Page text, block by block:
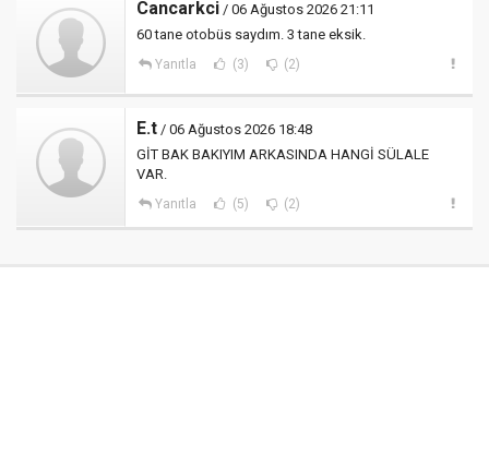
Cancarkci / 06 Ağustos 2026 21:11
60 tane otobüs saydım. 3 tane eksik.
Yanıtla (3) (2)
E.t / 06 Ağustos 2026 18:48
GİT BAK BAKIYIM ARKASINDA HANGİ SÜLALE
VAR.
Yanıtla (5) (2)